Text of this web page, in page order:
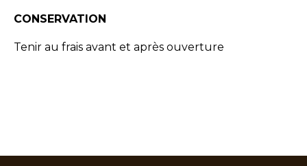
CONSERVATION
Tenir au frais avant et après ouverture